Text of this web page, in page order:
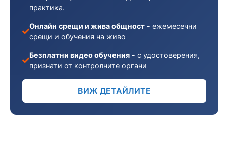
практика.
Онлайн срещи и жива общност - ежемесечни
срещи и обучения на живо
Безплатни видео обучения - с удостоверения,
признати от контролните органи
ВИЖ ДЕТАЙЛИТЕ